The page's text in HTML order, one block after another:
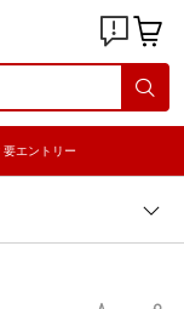
要エントリー